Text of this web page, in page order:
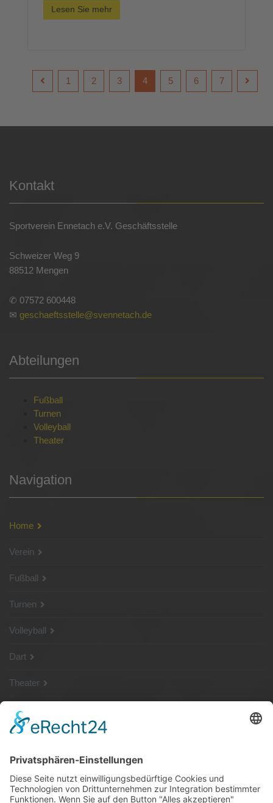
Lesen Sie mehr
1 2 3 4 5 6 7
Kontakt
Sportverein Ennetach e.V. Geschäftsstelle
Schweizer Weg 9
88512 Mengen
✆ 07572 600448
✉ geschaeftsstelle@svennetach.de
Abteilungen
Fußball
Turnen
Volleyball
Theater
Navigation
Home
Verein
Fußball
Turnen
Volleyball
Dart
Theater
SG Shop
Sponsoren
Kontakt